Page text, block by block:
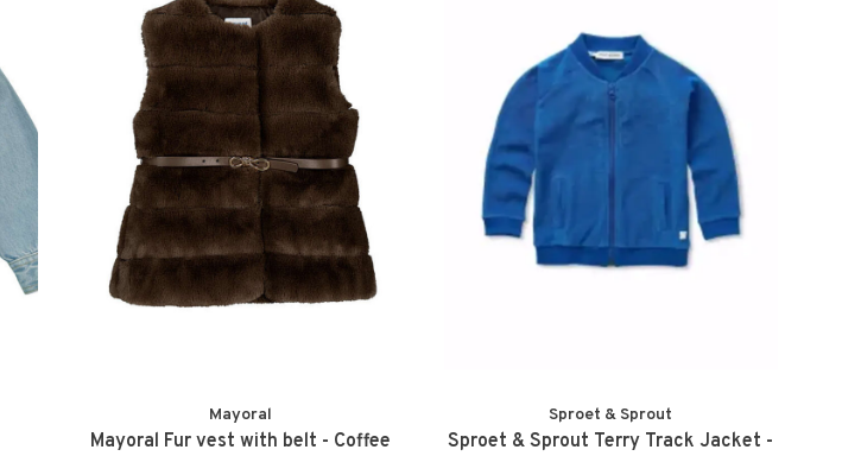
Mayoral
Mayoral Fur vest with belt - Coffee
Sproet & Sprout
Sproet & Sprout Terry Track Jacket -